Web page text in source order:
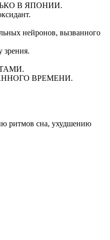
В ЯПОНИИ.
нейронов, вызванного
зрения.
ВРЕМЕНИ.
ритмов сна, ухудшению